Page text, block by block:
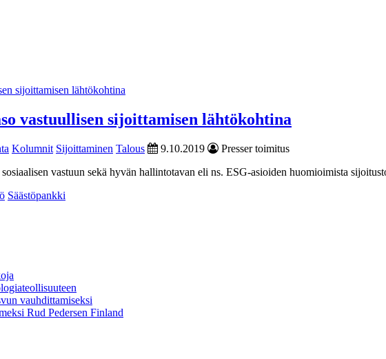
vastuullisen sijoittamisen lähtökohtina
Kolumnit Sijoittaminen Talous 9.10.2019
Presser toimitus
vastuun sekä hyvän hallintotavan eli ns. ESG-asioiden huomioimista
Säästöpankki
vauhdittamiseksi
Rud Pedersen Finland